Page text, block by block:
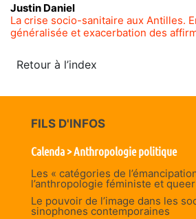
Justin Daniel
La crise socio-sanitaire aux Antilles.
généralisée et exacerbation des
Retour à l’index
FILS D'INFOS
Calenda > Anthropologie politique
Les « catégories de
l’anthropologie féministe et queer
Le pouvoir de l’image dans les
sinophones contemporaines